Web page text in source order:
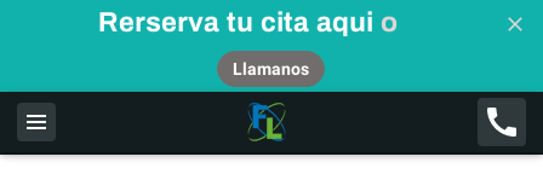
Rerserva tu cita aqui o
Llamanos